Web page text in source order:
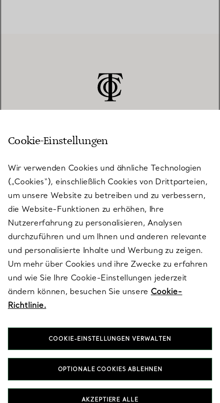
KUNDENSERVICE
SERVICES
ÜBER TIFFANY & CO.
RECHTLICHE HINWEISE
FOLGEN SIE UNS
T&Co. 2026
Cookie-Einstellungen
Wir verwenden Cookies und ähnliche Technologien
(„Cookies“), einschließlich Cookies von Drittparteien,
um unsere Website zu betreiben und zu verbessern,
die Website-Funktionen zu erhöhen, Ihre
Nutzererfahrung zu personalisieren, Analysen
durchzuführen und um Ihnen und anderen relevante
und personalisierte Inhalte und Werbung zu zeigen.
Um mehr über Cookies und ihre Zwecke zu erfahren
und wie Sie Ihre Cookie-Einstellungen jederzeit
ändern können, besuchen Sie unsere Cookie-
Richtlinie.
COOKIE-EINSTELLUNGEN VERWALTEN
OPTIONALE COOKIES ABLEHNEN
AKZEPTIERE ALLE